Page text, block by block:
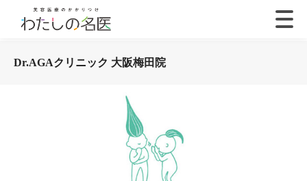
Dr.AGAクリニック 大阪梅田院